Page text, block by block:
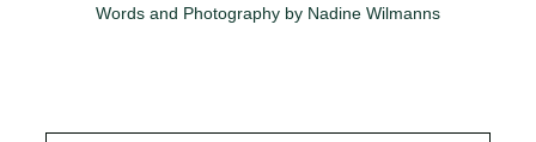
Words and Photography by Nadine Wilmanns